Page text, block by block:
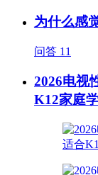
为什么感
问答 11
2026电视
K12家庭